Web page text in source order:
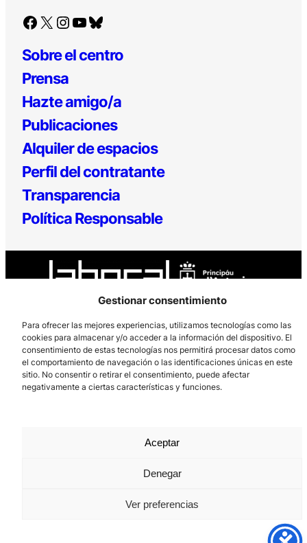
Gestionar consentimiento
Para ofrecer las mejores experiencias, utilizamos tecnologías como las
cookies para almacenar y/o acceder a la información del dispositivo. El
consentimiento de estas tecnologías nos permitirá procesar datos como
el comportamiento de navegación o las identificaciones únicas en este
sitio. No consentir o retirar el consentimiento, puede afectar
negativamente a ciertas características y funciones.
Aceptar
Denegar
Ver preferencias
Facebook X Instagram YouTube Bluesky
Sobre el centro
Prensa
Hazte amigo/a
Publicaciones
Alquiler de espacios
Perfil del contratante
Transparencia
Política Responsable
Los Prados, 121 – 33203 Gijón
985 185 577 – info@laboralcentrodearte.org
Contacto